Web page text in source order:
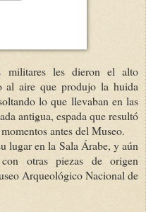
militares les dieron el alto
al aire que produjo la huida
lo que llevaban en las
antigua, espada que resultó
antes del Museo.
lugar en la Sala Árabe, y aún
otras piezas de origen
Arqueológico Nacional de